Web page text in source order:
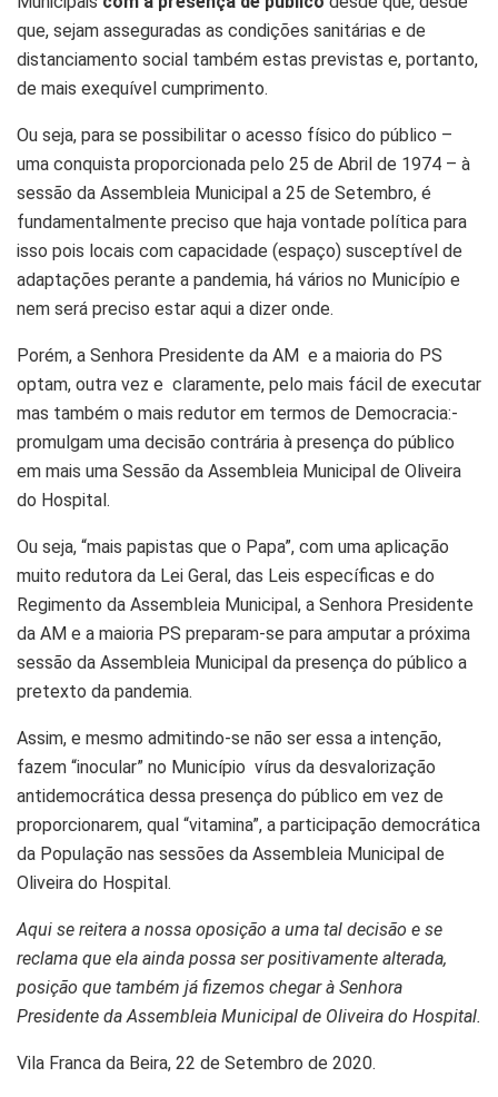
que, sejam asseguradas as condições sanitárias e de
distanciamento social também estas previstas e, portanto,
de mais exequível cumprimento.
Ou seja, para se possibilitar o acesso físico do público –
uma conquista proporcionada pelo 25 de Abril de 1974 – à
sessão da Assembleia Municipal a 25 de Setembro, é
fundamentalmente preciso que haja vontade política para
isso pois locais com capacidade (espaço) susceptível de
adaptações perante a pandemia, há vários no Município e
nem será preciso estar aqui a dizer onde.
Porém, a Senhora Presidente da AM e a maioria do PS
optam, outra vez e claramente, pelo mais fácil de executar
mas também o mais redutor em termos de Democracia:-
promulgam uma decisão contrária à presença do público
em mais uma Sessão da Assembleia Municipal de Oliveira
do Hospital.
Ou seja, “mais papistas que o Papa”, com uma aplicação
muito redutora da Lei Geral, das Leis específicas e do
Regimento da Assembleia Municipal, a Senhora Presidente
da AM e a maioria PS preparam-se para amputar a próxima
sessão da Assembleia Municipal da presença do público a
pretexto da pandemia.
Assim, e mesmo admitindo-se não ser essa a intenção,
fazem “inocular” no Município vírus da desvalorização
antidemocrática dessa presença do público em vez de
proporcionarem, qual “vitamina”, a participação democrática
da População nas sessões da Assembleia Municipal de
Oliveira do Hospital.
Aqui se reitera a nossa oposição a uma tal decisão e se
reclama que ela ainda possa ser positivamente alterada,
posição que também já fizemos chegar à Senhora
Presidente da Assembleia Municipal de Oliveira do Hospital.
Vila Franca da Beira, 22 de Setembro de 2020.